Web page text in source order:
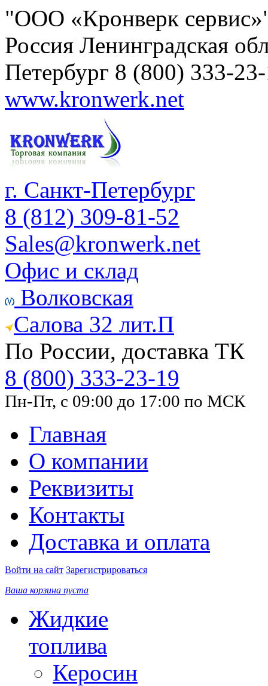
"ООО «Кронверк
Россия Ленинградская
Петербург 8 (800) 333-
www.kronwerk.net
г. Санкт-Петербург
8 (812) 309-81-52
Sales@kronwerk.net
Офис и склад
Волковская
Салова 32 лит.П
По России, доставка ТК
8 (800) 333-23-19
Пн-Пт, с 09:00 до 17:00 по МСК
Главная
О компании
Реквизиты
Контакты
Доставка и оплата
Войти на сайт Зарегистрироваться
Ваша корзина пуста
Жидкие
топлива
Керосин